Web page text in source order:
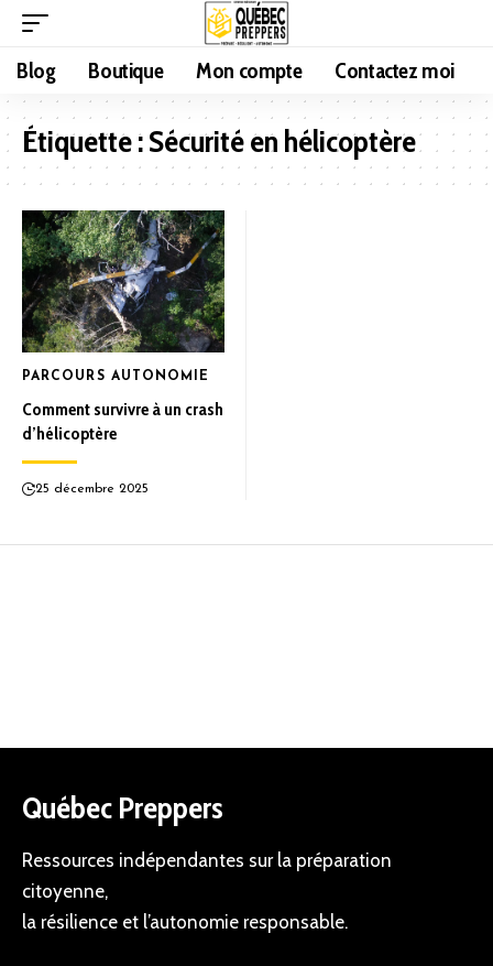
Blog Boutique Mon compte Contactez moi
Étiquette :Sécurité en hélicoptère
PARCOURS AUTONOMIE
Comment survivre à un crash
d’hélicoptère
25 décembre 2025
Québec Preppers
Ressources indépendantes sur la préparation
citoyenne,
la résilience et l’autonomie responsable.